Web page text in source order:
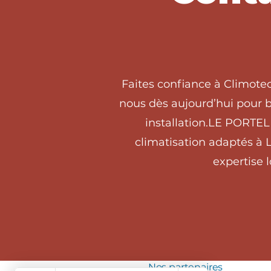
Faites confiance à
nous dès aujourd’hui
installation.LE
climatisation adaptés à
expertise
Nos partenaires